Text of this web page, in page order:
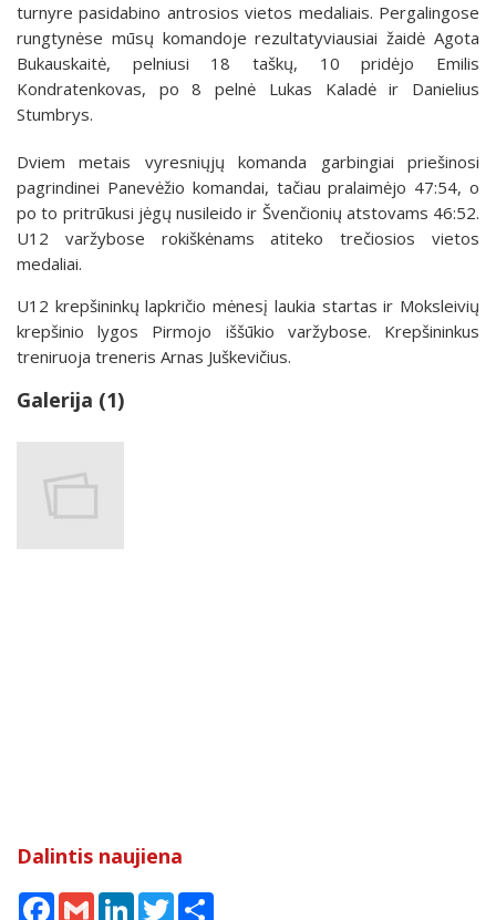
turnyre pasidabino antrosios vietos medaliais. Pergalingose
rungtynėse mūsų komandoje rezultatyviausiai žaidė Agota
Bukauskaitė, pelniusi 18 taškų, 10 pridėjo Emilis
Kondratenkovas, po 8 pelnė Lukas Kaladė ir Danielius
Stumbrys.
Dviem metais vyresniųjų komanda garbingiai priešinosi
pagrindinei Panevėžio komandai, tačiau pralaimėjo 47:54, o
po to pritrūkusi jėgų nusileido ir Švenčionių atstovams 46:52.
U12 varžybose rokiškėnams atiteko trečiosios vietos
medaliai.
U12 krepšininkų lapkričio mėnesį laukia startas ir Moksleivių
krepšinio lygos Pirmojo iššūkio varžybose. Krepšininkus
treniruoja treneris Arnas Juškevičius.
Galerija (1)
Dalintis naujiena
Facebook
Gmail LinkedInTwitter